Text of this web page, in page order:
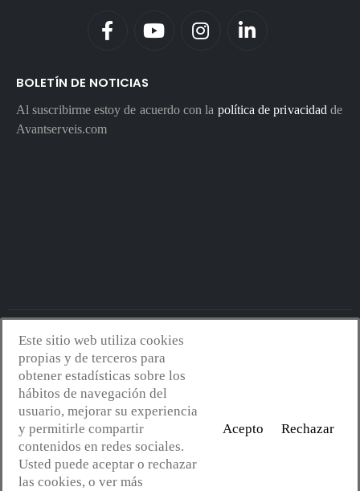
BOLETÍN DE NOTICIAS
Al suscribirme estoy de acuerdo con la política de privacidad de
Avantserveis.com
Avantserveis.com -Aviso legal - GDPR
Política de cookies-Política de calidad y medio ambiente
web:Mejorconweb
Este sitio web utiliza cookies
propias y de terceros para
obtener estadísticas sobre los
hábitos de navegación del
usuario, mejorar su experiencia
y permitirle compartir
contenidos en redes sociales.
Usted puede aceptar o rechazar
las cookies, o ver más
Acepto Rechazar